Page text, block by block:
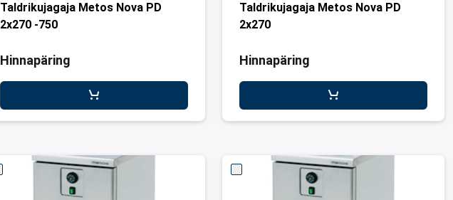
Taldrikujagaja Metos Nova PD
2x270 -750
Hinnapäring
Taldrikujagaja Metos Nova PD
2x270
Hinnapäring